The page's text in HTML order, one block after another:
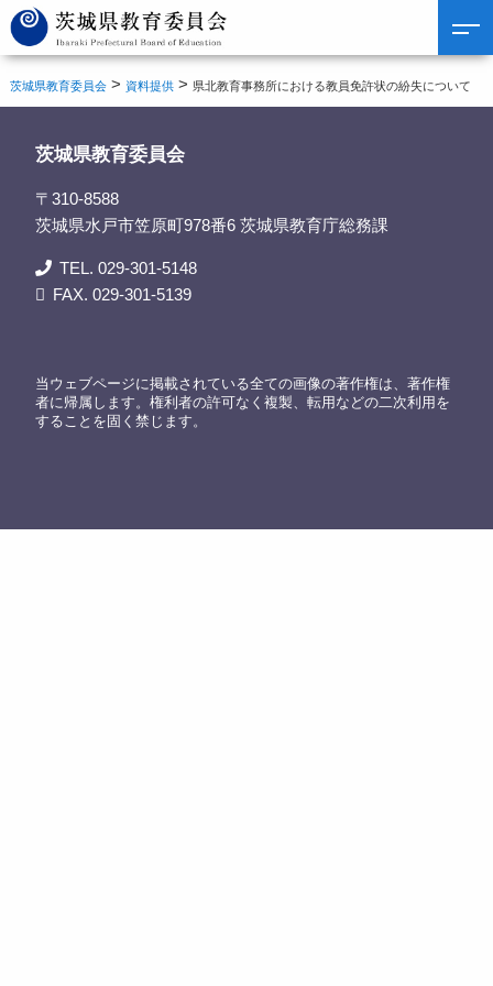
茨城県教育委員会 > 資料提供 > 県北教育事務所における教員免許状の紛失について
茨城県教育委員会
〒310-8588
茨城県水戸市笠原町978番6 茨城県教育庁総務課
TEL. 029-301-5148
FAX. 029-301-5139
当ウェブページに掲載されている全ての画像の著作権は、著作権
者に帰属します。権利者の許可なく複製、転用などの二次利用を
することを固く禁じます。